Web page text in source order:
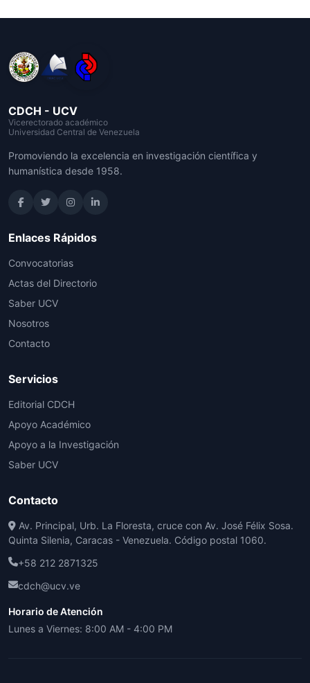
CDCH - UCV
Vicerectorado académico
Universidad Central de Venezuela
Promoviendo la excelencia en investigación científica y
humanística desde 1958.
Enlaces Rápidos
Convocatorias
Actas del Directorio
Saber UCV
Nosotros
Contacto
Servicios
Editorial CDCH
Apoyo Académico
Apoyo a la Investigación
Saber UCV
Contacto
Av. Principal, Urb. La Floresta, cruce con Av. José Félix Sosa.
Quinta Silenia, Caracas - Venezuela. Código postal 1060.
+58 212 2871325
cdch@ucv.ve
Horario de Atención
Lunes a Viernes: 8:00 AM - 4:00 PM